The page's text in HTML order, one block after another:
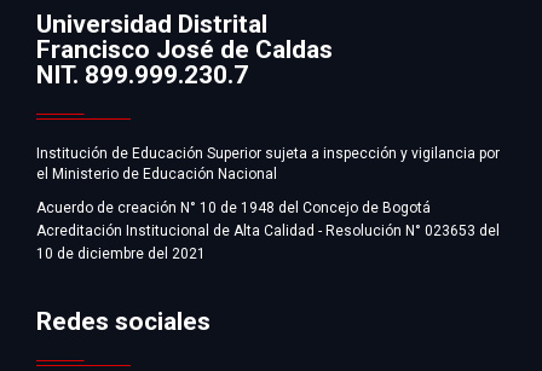
Información
Universidad Distrital
Francisco José de Caldas
NIT. 899.999.230.7
Institución de Educación Superior sujeta a inspección y vigilancia por
el Ministerio de Educación Nacional
Acuerdo de creación N° 10 de 1948 del Concejo de Bogotá
Acreditación Institucional de Alta Calidad - Resolución N° 023653 del
10 de diciembre del 2021
Redes sociales